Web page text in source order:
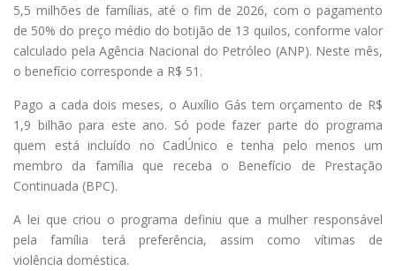
5,5 milhões de famílias, até o fim de 2026, com o pagamento
de 50% do preço médio do botijão de 13 quilos, conforme valor
calculado pela Agência Nacional do Petróleo (ANP). Neste mês,
o benefício corresponde a R$ 51.
Pago a cada dois meses, o Auxílio Gás tem orçamento de R$
1,9 bilhão para este ano. Só pode fazer parte do programa
quem está incluído no CadÚnico e tenha pelo menos um
membro da família que receba o Benefício de Prestação
Continuada (BPC).
A lei que criou o programa definiu que a mulher responsável
pela família terá preferência, assim como vítimas de
violência doméstica.